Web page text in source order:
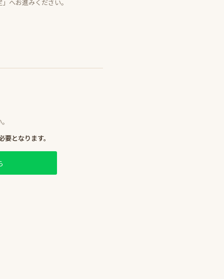
へお進みください。
となります。